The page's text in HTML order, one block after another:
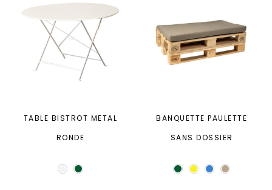
TABLE BISTROT METAL
RONDE
BANQUETTE PAULETTE
SANS DOSSIER